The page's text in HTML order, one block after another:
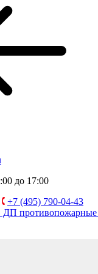
до 17:00
+7 (495) 790-04-43
ДП противопожарные